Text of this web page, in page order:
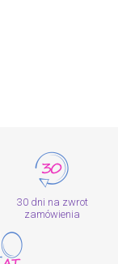
30 dni na zwrot
zamówienia